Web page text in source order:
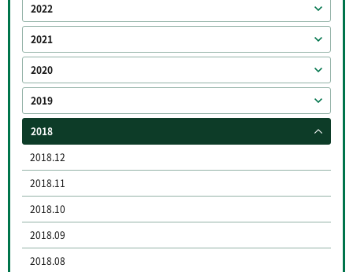
2022
2021
2020
2019
2018
2018.12
2018.11
2018.10
2018.09
2018.08